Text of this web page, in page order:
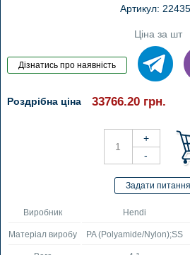
Артикул:
Ціна за шт
Роздрібна ціна 33766.20 грн.
Виробник Hendi
Матеріал виробу PA (Polyamide/Nylon);SS